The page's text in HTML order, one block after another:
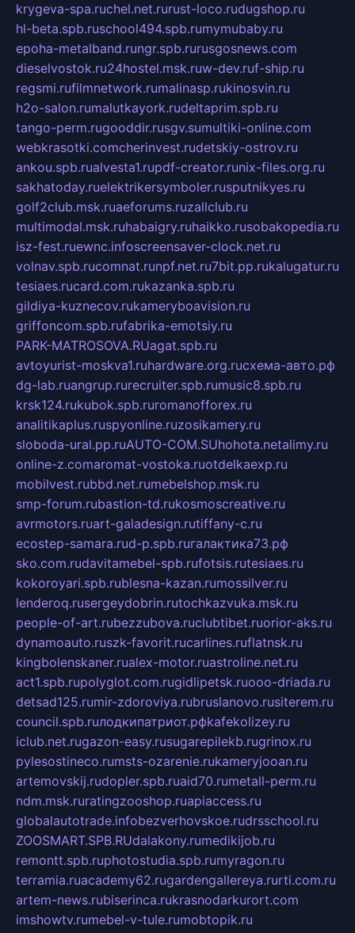
krygeva-spa.ruchel.net.rurust-loco.rudugshop.ru
hl-beta.spb.ruschool494.spb.rumymubaby.ru
epoha-metalband.rungr.spb.rurusgosnews.com
dieselvostok.ru24hostel.msk.ruw-dev.ruf-ship.ru
regsmi.rufilmnetwork.rumalinasp.rukinosvin.ru
h2o-salon.rumalutkayork.rudeltaprim.spb.ru
tango-perm.rugooddir.rusgv.sumultiki-online.com
webkrasotki.comcherinvest.rudetskiy-ostrov.ru
ankou.spb.rualvesta1.rupdf-creator.runix-files.org.ru
sakhatoday.ruelektrikersymboler.rusputnikyes.ru
golf2club.msk.ruaeforums.ruzallclub.ru
multimodal.msk.ruhabaigry.ruhaikko.rusobakopedia.ru
isz-fest.ruewnc.infoscreensaver-clock.net.ru
volnav.spb.rucomnat.runpf.net.ru7bit.pp.rukalugatur.ru
tesiaes.rucard.com.rukazanka.spb.ru
gildiya-kuznecov.rukameryboavision.ru
griffoncom.spb.rufabrika-emotsiy.ru
PARK-MATROSOVA.RUagat.spb.ru
avtoyurist-moskva1.ruhardware.org.ruсхема-авто.рф
dg-lab.ruangrup.rurecruiter.spb.rumusic8.spb.ru
krsk124.rukubok.spb.ruromanofforex.ru
analitikaplus.ruspyonline.ruzosikamery.ru
sloboda-ural.pp.ruAUTO-COM.SUhohota.netalimy.ru
online-z.comaromat-vostoka.ruotdelkaexp.ru
mobilvest.rubbd.net.rumebelshop.msk.ru
smp-forum.rubastion-td.rukosmoscreative.ru
avrmotors.ruart-galadesign.rutiffany-c.ru
ecostep-samara.rud-p.spb.ruгалактика73.рф
sko.com.rudavitamebel-spb.rufotsis.rutesiaes.ru
kokoroyari.spb.rublesna-kazan.rumossilver.ru
lenderoq.rusergeydobrin.rutochkazvuka.msk.ru
people-of-art.rubezzubova.ruclubtibet.ruorior-aks.ru
dynamoauto.ruszk-favorit.rucarlines.ruflatnsk.ru
kingbolenskaner.rualex-motor.ruastroline.net.ru
act1.spb.rupolyglot.com.rugidlipetsk.ruooo-driada.ru
detsad125.rumir-zdoroviya.rubruslanovo.rusiterem.ru
council.spb.ruлодкипатриот.рфkafekolizey.ru
iclub.net.rugazon-easy.rusugarepilekb.rugrinox.ru
pylesostineco.rumsts-ozarenie.rukameryjooan.ru
artemovskij.rudopler.spb.ruaid70.rumetall-perm.ru
ndm.msk.ruratingzooshop.ruapiaccess.ru
globalautotrade.infobezverhovskoe.rudrsschool.ru
ZOOSMART.SPB.RUdalakony.rumedikijob.ru
remontt.spb.ruphotostudia.spb.rumyragon.ru
terramia.ruacademy62.rugardengallereya.rurti.com.ru
artem-news.rubiserinca.rukrasnodarkurort.com
imshowtv.rumebel-v-tule.rumobtopik.ru